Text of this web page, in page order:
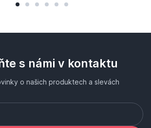
s námi v kontaktu
o našich produktech a slevách